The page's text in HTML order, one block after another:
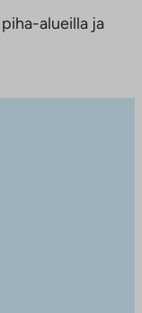
alueilla ja